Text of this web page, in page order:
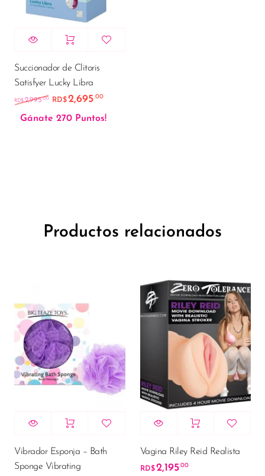
Succionador de Clitoris
Satisfyer Lucky Libra
RD$ 2,995.00 El precio original era: RD$2,995.00.
RD$2,695.00El precio actual es: RD$2,695.00.
Gánate 270 Puntos!
Productos relacionados
Vibrador Esponja – Bath
Sponge Vibrating
Vagina Riley Reid Realista
RD$ 2,195.00